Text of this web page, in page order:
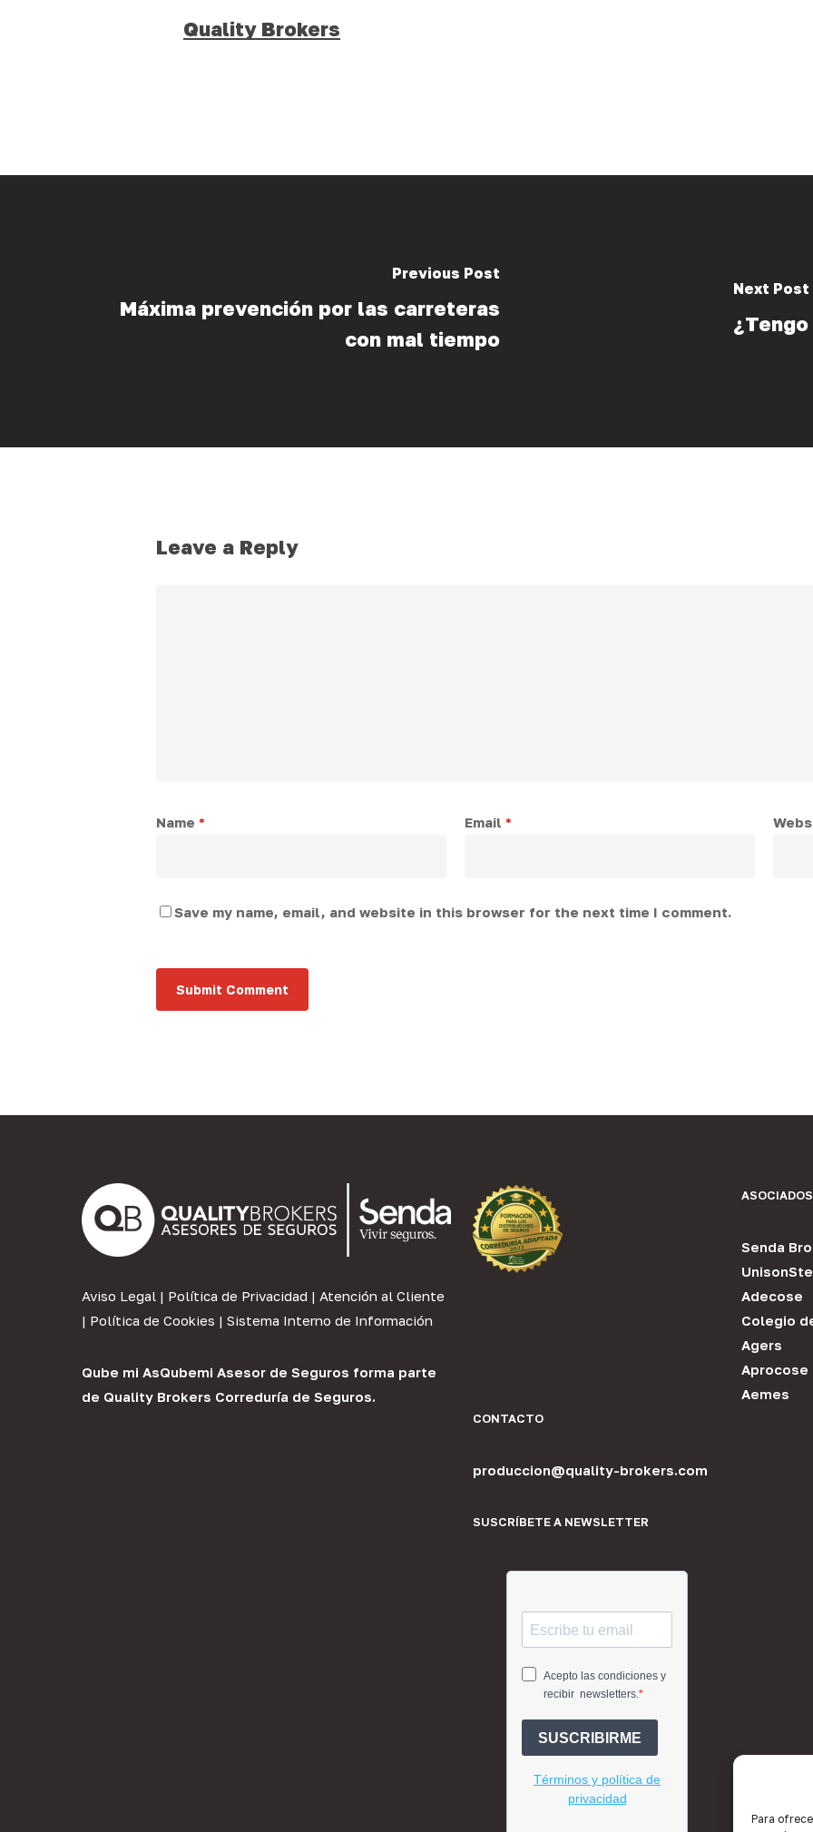
Para
Quality Brokers
Previous Post
Máxima prevención por las carreteras
con mal tiempo
Next Post
Leave a Reply
Name * Email *
Save my name, email, and website in this browser for the next time I comment.
Aviso Legal | Política de Privacidad | Atención al Cliente
| Política de Cookies | Sistema Interno de Información
Qube mi AsQubemi Asesor de Seguros forma parte
de Quality Brokers Correduría de Seguros.
Senda
Adecose
Colegio
Agers
Aprocose
Aemes
CONTACTO
produccion@quality-brokers.com
SUSCRÍBETE A NEWSLETTER